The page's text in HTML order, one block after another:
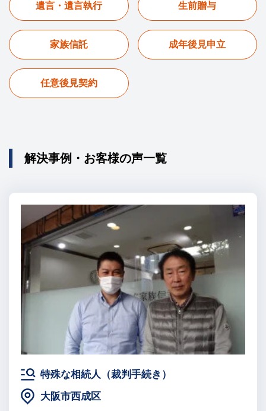
遺言・遺言執行 生前贈与
家族信託 成年後見申立
任意後見契約
解決事例・お客様の声一覧
特殊な相続人（裁判手続き）
大阪市西成区